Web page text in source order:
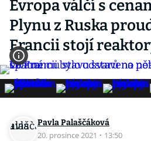
Evropa válčí s
Plynu z Ruska
Francii stojí
Pavla Palaščáková
20. prosince 2021 · 13:50